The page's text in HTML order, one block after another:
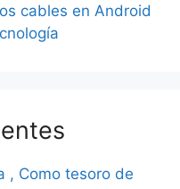
cables en Android
, Como tesoro de